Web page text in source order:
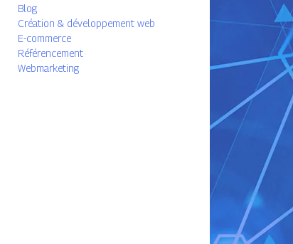
Blog
Création & développement web
E-commerce
Référencement
Webmarketing